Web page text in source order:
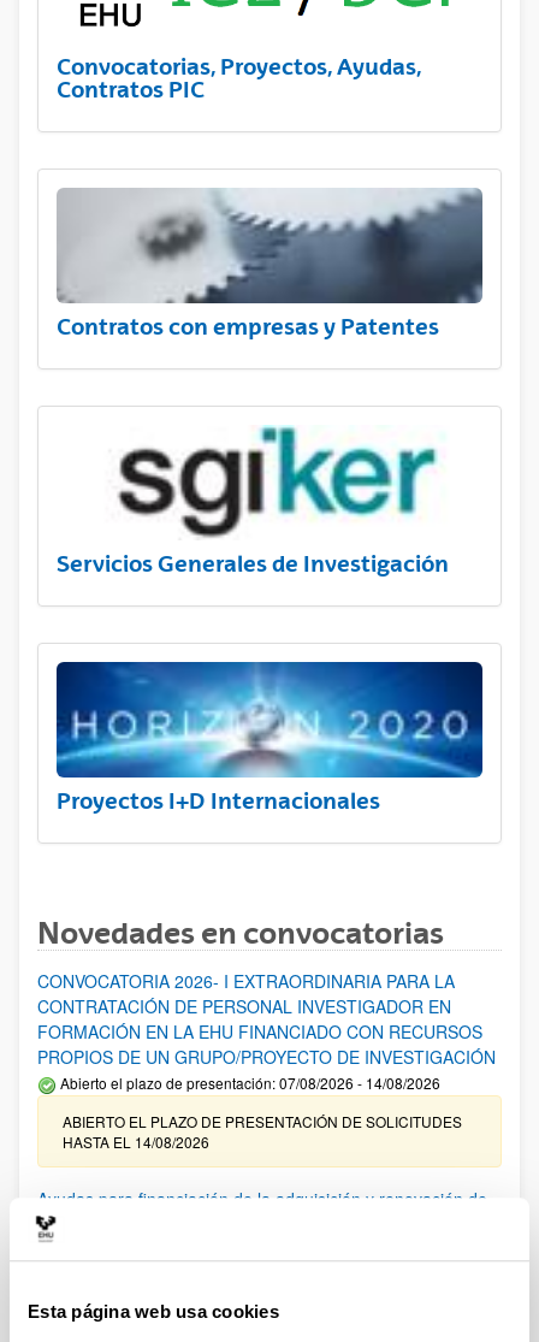
Esta página web usa cookies
Convocatorias, Proyectos, Ayudas,
Contratos PIC
Contratos con empresas y Patentes
Servicios Generales de Investigación
Proyectos I+D Internacionales
Novedades en convocatorias
CONVOCATORIA 2026- I EXTRAORDINARIA PARA LA
CONTRATACIÓN DE PERSONAL INVESTIGADOR EN
FORMACIÓN EN LA EHU FINANCIADO CON RECURSOS
PROPIOS DE UN GRUPO/PROYECTO DE INVESTIGACIÓN
Abierto el plazo de presentación: 07/08/2026 - 14/08/2026
ABIERTO EL PLAZO DE PRESENTACIÓN DE SOLICITUDES
HASTA EL 14/08/2026
Ayudas para financiación de la adquisición y renovación de
infraestructura científica y fondos bibliográficos en la
UPV/EHU 2026
25/03/2026: Corrección de errores del listado provisional de